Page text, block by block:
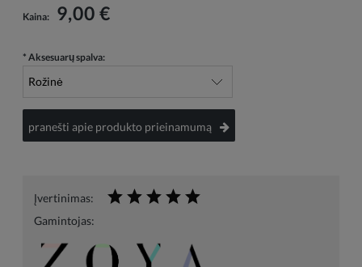
Kaina: 9,00 €
* Aksesuarų spalva:
pranešti apie produkto prieinamumą
Įvertinimas:
Gamintojas: